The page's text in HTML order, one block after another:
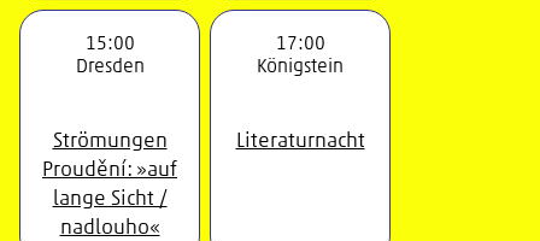
15:00
Dresden
Strömungen
Proudění: »auf
lange Sicht /
nadlouho«
17:00
Königstein
Literaturnacht